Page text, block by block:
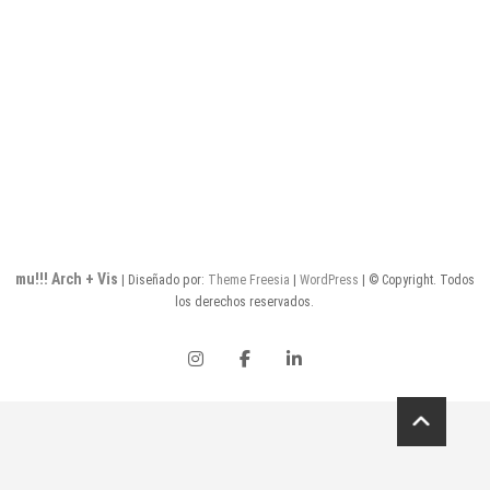
mu!!! Arch + Vis | Diseñado por: Theme Freesia WordPress | © Copyright. Todos
los derechos reservados.
instagram
facebooklinkedin